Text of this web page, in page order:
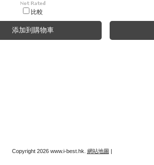
比較
添加到購物車
Copyright 2026 www.i-best.hk. 網站地圖 |